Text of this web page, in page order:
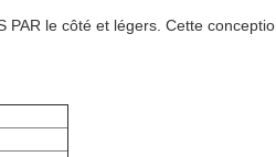
le côté et légers. Cette